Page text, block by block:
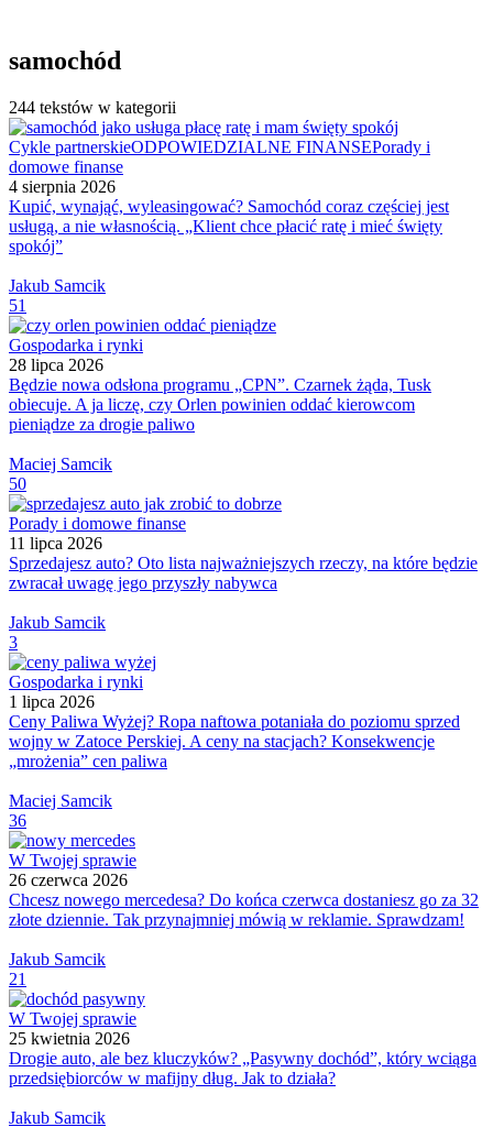
samochód
244 tekstów w kategorii
Cykle partnerskieODPOWIEDZIALNE FINANSEPorady i
domowe finanse
4 sierpnia 2026
Kupić, wynająć, wyleasingować? Samochód coraz częściej jest
usługą, a nie własnością. „Klient chce płacić ratę i mieć święty
spokój”
Jakub Samcik
51
Gospodarka i rynki
28 lipca 2026
Będzie nowa odsłona programu „CPN”. Czarnek żąda, Tusk
obiecuje. A ja liczę, czy Orlen powinien oddać kierowcom
pieniądze za drogie paliwo
Maciej Samcik
50
Porady i domowe finanse
11 lipca 2026
Sprzedajesz auto? Oto lista najważniejszych rzeczy, na które będzie
zwracał uwagę jego przyszły nabywca
Jakub Samcik
3
Gospodarka i rynki
1 lipca 2026
Ceny Paliwa Wyżej? Ropa naftowa potaniała do poziomu sprzed
wojny w Zatoce Perskiej. A ceny na stacjach? Konsekwencje
„mrożenia” cen paliwa
Maciej Samcik
36
W Twojej sprawie
26 czerwca 2026
Chcesz nowego mercedesa? Do końca czerwca dostaniesz go za 32
złote dziennie. Tak przynajmniej mówią w reklamie. Sprawdzam!
Jakub Samcik
21
W Twojej sprawie
25 kwietnia 2026
Drogie auto, ale bez kluczyków? „Pasywny dochód”, który wciąga
przedsiębiorców w mafijny dług. Jak to działa?
Jakub Samcik